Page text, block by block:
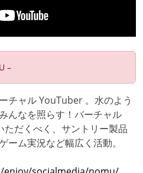
–
チャル YouTuber 。水のよう
んなを照らす！バーチャル
だくべく、サントリー製品
ーム実況など幅広く活動。